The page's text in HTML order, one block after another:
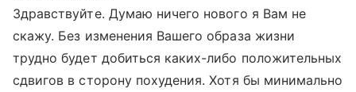
Здравствуйте. Думаю ничего нового я Вам не
скажу. Без изменения Вашего образа жизни
трудно будет добиться каких-либо положительных
сдвигов в сторону похудения. Хотя бы минимально